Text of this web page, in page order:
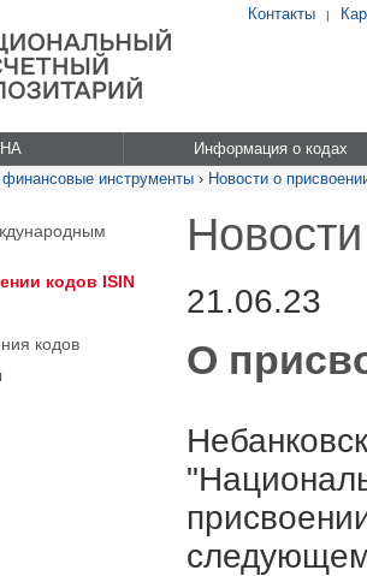
Контакты |
Информация о кодах
финансовые инструменты › Новости о
кодов ISIN
кодов
21.06.23
О